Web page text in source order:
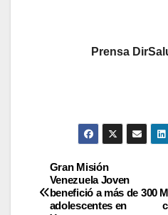
Prensa
Gran Misión
Venezuela Joven
benefició a más de 300
adolescentes en